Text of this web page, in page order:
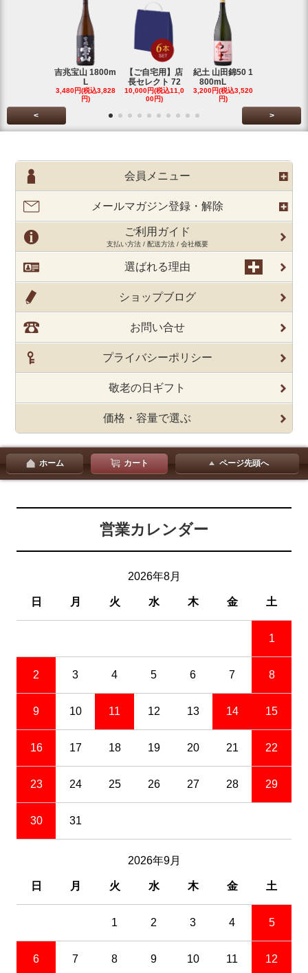
吉兆宝山 1800m
L
3,480円(税込3,828
円)
【ご自宅用】店
長セレクト 72
10,000円(税込11,0
00円)
紀土 山田錦50 1
800mL
3,200円(税込3,520
円)
< >
会員メニュー
メールマガジン登録・解除
ご利用ガイド
支払い方法 / 配送方法 / 会社概要
選ばれる理由
ショップブログ
お問い合せ
プライバシーポリシー
敬老の日ギフト
価格・容量で選ぶ
ホーム カート ページ先頭へ
営業カレンダー
2026年8月
日 月 火 水 木 金 土
1
2 3 4 5 6 7 8
9 10 11 12 13 14 15
16 17 18 19 20 21 22
23 24 25 26 27 28 29
30 31
2026年9月
日 月 火 水 木 金 土
1 2 3 4 5
6 7 8 9 10 11 12